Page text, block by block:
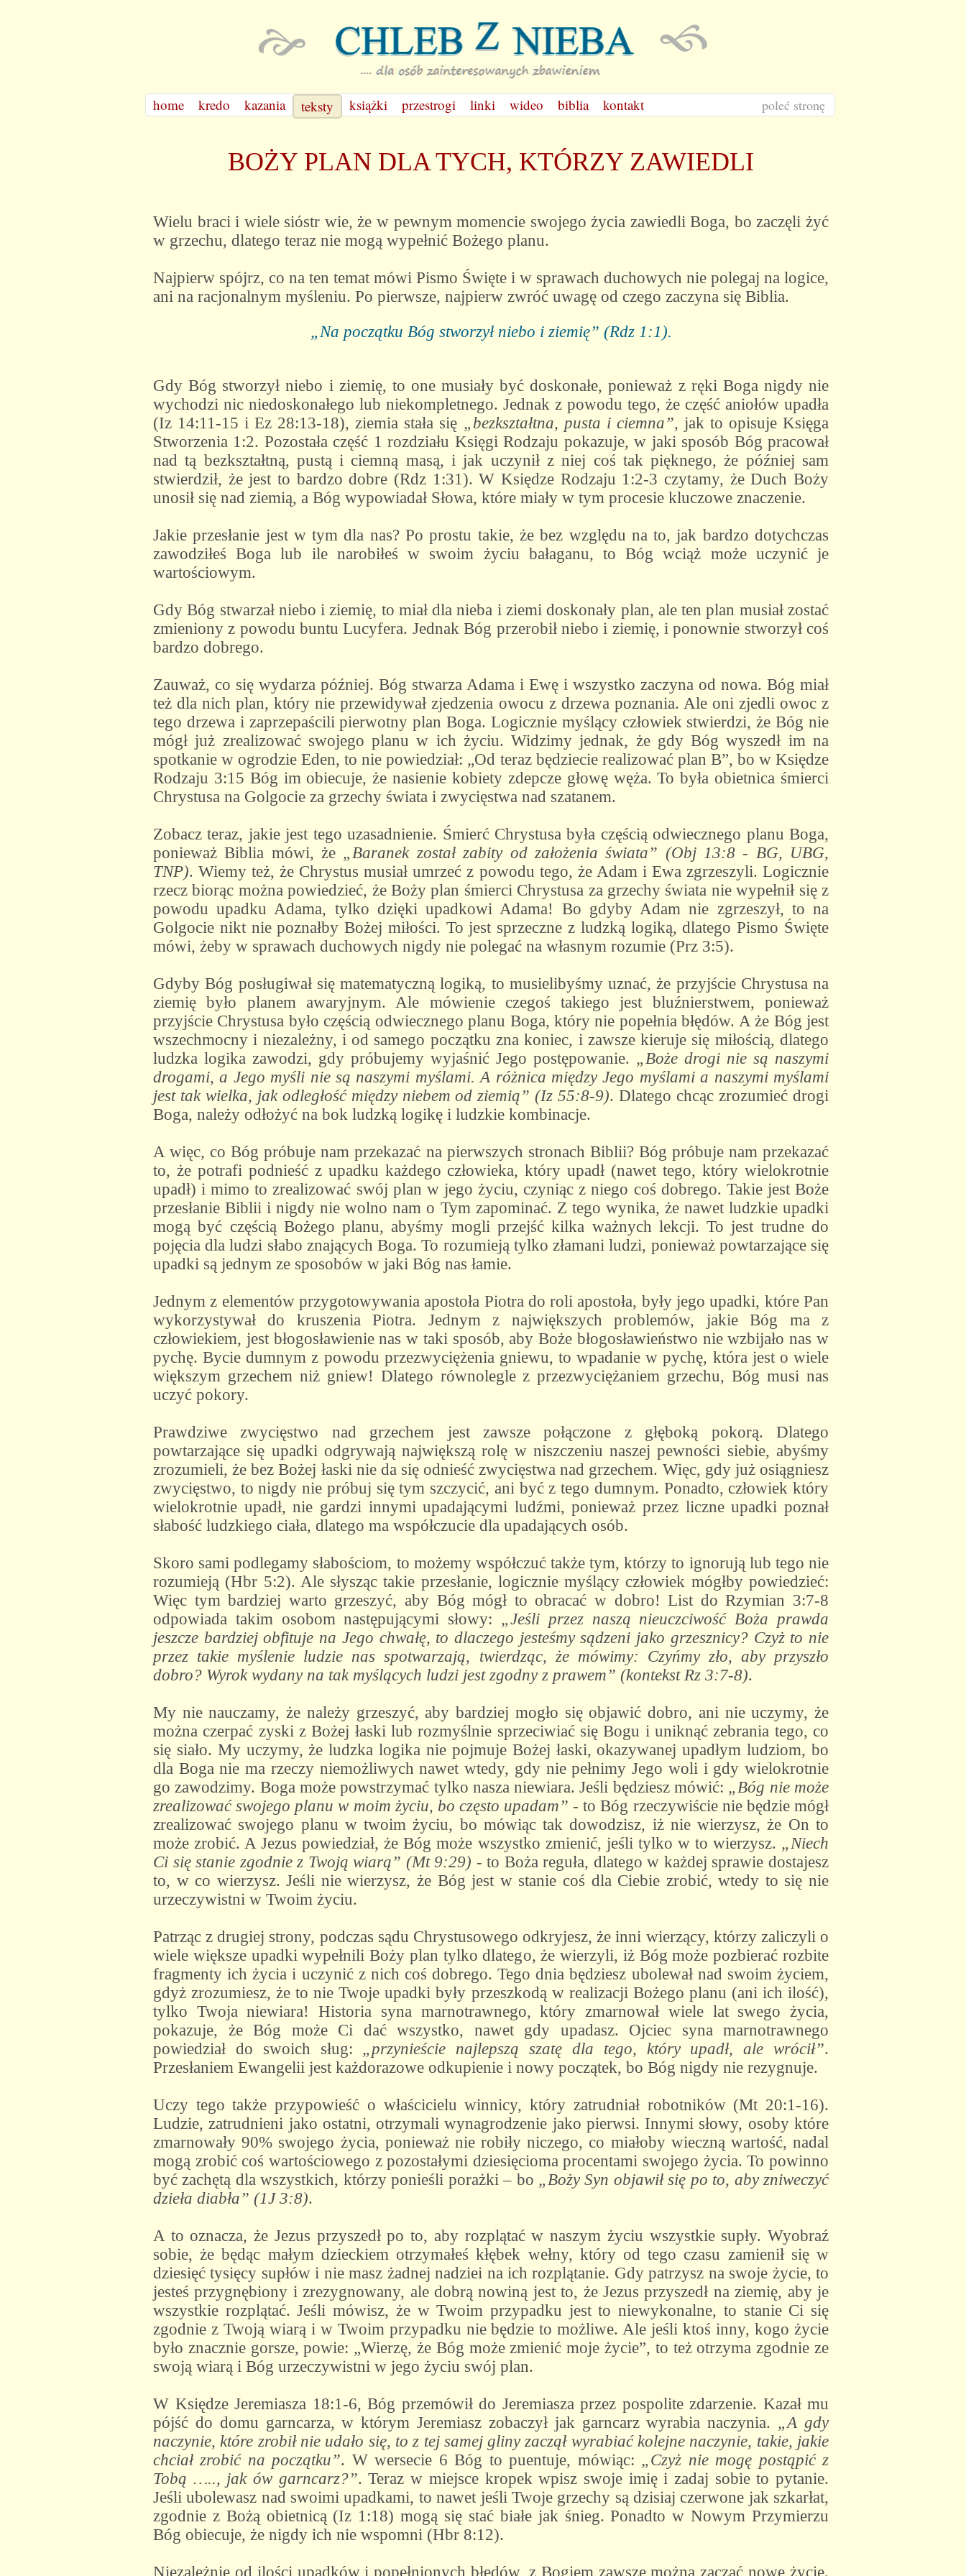
home kredo kazania teksty książki przestrogi linki wideo biblia kontakt poleć stronę
BOŻY PLAN DLA TYCH, KTÓRZY ZAWIEDLI
Wielu braci i wiele sióstr wie, że w pewnym momencie swojego życia zawiedli Boga, bo zaczęli żyć
w grzechu, dlatego teraz nie mogą wypełnić Bożego planu.
Najpierw spójrz, co na ten temat mówi Pismo Święte i w sprawach duchowych nie polegaj na logice,
ani na racjonalnym myśleniu. Po pierwsze, najpierw zwróć uwagę od czego zaczyna się Biblia.
„Na początku Bóg stworzył niebo i ziemię” (Rdz 1:1).
Gdy Bóg stworzył niebo i ziemię, to one musiały być doskonałe, ponieważ z ręki Boga nigdy nie
wychodzi nic niedoskonałego lub niekompletnego. Jednak z powodu tego, że część aniołów upadła
(Iz 14:11-15 i Ez 28:13-18), ziemia stała się „bezkształtna, pusta i ciemna”, jak to opisuje Księga
Stworzenia 1:2. Pozostała część 1 rozdziału Księgi Rodzaju pokazuje, w jaki sposób Bóg pracował
nad tą bezkształtną, pustą i ciemną masą, i jak uczynił z niej coś tak pięknego, że później sam
stwierdził, że jest to bardzo dobre (Rdz 1:31). W Księdze Rodzaju 1:2-3 czytamy, że Duch Boży
unosił się nad ziemią, a Bóg wypowiadał Słowa, które miały w tym procesie kluczowe znaczenie.
Jakie przesłanie jest w tym dla nas? Po prostu takie, że bez względu na to, jak bardzo dotychczas
zawodziłeś Boga lub ile narobiłeś w swoim życiu bałaganu, to Bóg wciąż może uczynić je
wartościowym.
Gdy Bóg stwarzał niebo i ziemię, to miał dla nieba i ziemi doskonały plan, ale ten plan musiał zostać
zmieniony z powodu buntu Lucyfera. Jednak Bóg przerobił niebo i ziemię, i ponownie stworzył coś
bardzo dobrego.
Zauważ, co się wydarza później. Bóg stwarza Adama i Ewę i wszystko zaczyna od nowa. Bóg miał
też dla nich plan, który nie przewidywał zjedzenia owocu z drzewa poznania. Ale oni zjedli owoc z
tego drzewa i zaprzepaścili pierwotny plan Boga. Logicznie myślący człowiek stwierdzi, że Bóg nie
mógł już zrealizować swojego planu w ich życiu. Widzimy jednak, że gdy Bóg wyszedł im na
spotkanie w ogrodzie Eden, to nie powiedział: „Od teraz będziecie realizować plan B”, bo w Księdze
Rodzaju 3:15 Bóg im obiecuje, że nasienie kobiety zdepcze głowę węża. To była obietnica śmierci
Chrystusa na Golgocie za grzechy świata i zwycięstwa nad szatanem.
Zobacz teraz, jakie jest tego uzasadnienie. Śmierć Chrystusa była częścią odwiecznego planu Boga,
ponieważ Biblia mówi, że „Baranek został zabity od założenia świata” (Obj 13:8 - BG, UBG,
TNP). Wiemy też, że Chrystus musiał umrzeć z powodu tego, że Adam i Ewa zgrzeszyli. Logicznie
rzecz biorąc można powiedzieć, że Boży plan śmierci Chrystusa za grzechy świata nie wypełnił się z
powodu upadku Adama, tylko dzięki upadkowi Adama! Bo gdyby Adam nie zgrzeszył, to na
Golgocie nikt nie poznałby Bożej miłości. To jest sprzeczne z ludzką logiką, dlatego Pismo Święte
mówi, żeby w sprawach duchowych nigdy nie polegać na własnym rozumie (Prz 3:5).
Gdyby Bóg posługiwał się matematyczną logiką, to musielibyśmy uznać, że przyjście Chrystusa na
ziemię było planem awaryjnym. Ale mówienie czegoś takiego jest bluźnierstwem, ponieważ
przyjście Chrystusa było częścią odwiecznego planu Boga, który nie popełnia błędów. A że Bóg jest
wszechmocny i niezależny, i od samego początku zna koniec, i zawsze kieruje się miłością, dlatego
ludzka logika zawodzi, gdy próbujemy wyjaśnić Jego postępowanie. „Boże drogi nie są naszymi
drogami, a Jego myśli nie są naszymi myślami. A różnica między Jego myślami a naszymi myślami
jest tak wielka, jak odległość między niebem od ziemią” (Iz 55:8-9). Dlatego chcąc zrozumieć drogi
Boga, należy odłożyć na bok ludzką logikę i ludzkie kombinacje.
A więc, co Bóg próbuje nam przekazać na pierwszych stronach Biblii? Bóg próbuje nam przekazać
to, że potrafi podnieść z upadku każdego człowieka, który upadł (nawet tego, który wielokrotnie
upadł) i mimo to zrealizować swój plan w jego życiu, czyniąc z niego coś dobrego. Takie jest Boże
przesłanie Biblii i nigdy nie wolno nam o Tym zapominać. Z tego wynika, że nawet ludzkie upadki
mogą być częścią Bożego planu, abyśmy mogli przejść kilka ważnych lekcji. To jest trudne do
pojęcia dla ludzi słabo znających Boga. To rozumieją tylko złamani ludzi, ponieważ powtarzające się
upadki są jednym ze sposobów w jaki Bóg nas łamie.
Jednym z elementów przygotowywania apostoła Piotra do roli apostoła, były jego upadki, które Pan
wykorzystywał do kruszenia Piotra. Jednym z największych problemów, jakie Bóg ma z
człowiekiem, jest błogosławienie nas w taki sposób, aby Boże błogosławieństwo nie wzbijało nas w
pychę. Bycie dumnym z powodu przezwyciężenia gniewu, to wpadanie w pychę, która jest o wiele
większym grzechem niż gniew! Dlatego równolegle z przezwyciężaniem grzechu, Bóg musi nas
uczyć pokory.
Prawdziwe zwycięstwo nad grzechem jest zawsze połączone z głęboką pokorą. Dlatego
powtarzające się upadki odgrywają największą rolę w niszczeniu naszej pewności siebie, abyśmy
zrozumieli, że bez Bożej łaski nie da się odnieść zwycięstwa nad grzechem. Więc, gdy już osiągniesz
zwycięstwo, to nigdy nie próbuj się tym szczycić, ani być z tego dumnym. Ponadto, człowiek który
wielokrotnie upadł, nie gardzi innymi upadającymi ludźmi, ponieważ przez liczne upadki poznał
słabość ludzkiego ciała, dlatego ma współczucie dla upadających osób.
Skoro sami podlegamy słabościom, to możemy współczuć także tym, którzy to ignorują lub tego nie
rozumieją (Hbr 5:2). Ale słysząc takie przesłanie, logicznie myślący człowiek mógłby powiedzieć:
Więc tym bardziej warto grzeszyć, aby Bóg mógł to obracać w dobro! List do Rzymian 3:7-8
odpowiada takim osobom następującymi słowy: „Jeśli przez naszą nieuczciwość Boża prawda
jeszcze bardziej obfituje na Jego chwałę, to dlaczego jesteśmy sądzeni jako grzesznicy? Czyż to nie
przez takie myślenie ludzie nas spotwarzają, twierdząc, że mówimy: Czyńmy zło, aby przyszło
dobro? Wyrok wydany na tak myślących ludzi jest zgodny z prawem” (kontekst Rz 3:7-8).
My nie nauczamy, że należy grzeszyć, aby bardziej mogło się objawić dobro, ani nie uczymy, że
można czerpać zyski z Bożej łaski lub rozmyślnie sprzeciwiać się Bogu i uniknąć zebrania tego, co
się siało. My uczymy, że ludzka logika nie pojmuje Bożej łaski, okazywanej upadłym ludziom, bo
dla Boga nie ma rzeczy niemożliwych nawet wtedy, gdy nie pełnimy Jego woli i gdy wielokrotnie
go zawodzimy. Boga może powstrzymać tylko nasza niewiara. Jeśli będziesz mówić: „Bóg nie może
zrealizować swojego planu w moim życiu, bo często upadam” - to Bóg rzeczywiście nie będzie mógł
zrealizować swojego planu w twoim życiu, bo mówiąc tak dowodzisz, iż nie wierzysz, że On to
może zrobić. A Jezus powiedział, że Bóg może wszystko zmienić, jeśli tylko w to wierzysz. „Niech
Ci się stanie zgodnie z Twoją wiarą” (Mt 9:29) - to Boża reguła, dlatego w każdej sprawie dostajesz
to, w co wierzysz. Jeśli nie wierzysz, że Bóg jest w stanie coś dla Ciebie zrobić, wtedy to się nie
urzeczywistni w Twoim życiu.
Patrząc z drugiej strony, podczas sądu Chrystusowego odkryjesz, że inni wierzący, którzy zaliczyli o
wiele większe upadki wypełnili Boży plan tylko dlatego, że wierzyli, iż Bóg może pozbierać rozbite
fragmenty ich życia i uczynić z nich coś dobrego. Tego dnia będziesz ubolewał nad swoim życiem,
gdyż zrozumiesz, że to nie Twoje upadki były przeszkodą w realizacji Bożego planu (ani ich ilość),
tylko Twoja niewiara! Historia syna marnotrawnego, który zmarnował wiele lat swego życia,
pokazuje, że Bóg może Ci dać wszystko, nawet gdy upadasz. Ojciec syna marnotrawnego
powiedział do swoich sług: „przynieście najlepszą szatę dla tego, który upadł, ale wrócił”.
Przesłaniem Ewangelii jest każdorazowe odkupienie i nowy początek, bo Bóg nigdy nie rezygnuje.
Uczy tego także przypowieść o właścicielu winnicy, który zatrudniał robotników (Mt 20:1-16).
Ludzie, zatrudnieni jako ostatni, otrzymali wynagrodzenie jako pierwsi. Innymi słowy, osoby które
zmarnowały 90% swojego życia, ponieważ nie robiły niczego, co miałoby wieczną wartość, nadal
mogą zrobić coś wartościowego z pozostałymi dziesięcioma procentami swojego życia. To powinno
być zachętą dla wszystkich, którzy ponieśli porażki – bo „Boży Syn objawił się po to, aby zniweczyć
dzieła diabła” (1J 3:8).
A to oznacza, że Jezus przyszedł po to, aby rozplątać w naszym życiu wszystkie supły. Wyobraź
sobie, że będąc małym dzieckiem otrzymałeś kłębek wełny, który od tego czasu zamienił się w
dziesięć tysięcy supłów i nie masz żadnej nadziei na ich rozplątanie. Gdy patrzysz na swoje życie, to
jesteś przygnębiony i zrezygnowany, ale dobrą nowiną jest to, że Jezus przyszedł na ziemię, aby je
wszystkie rozplątać. Jeśli mówisz, że w Twoim przypadku jest to niewykonalne, to stanie Ci się
zgodnie z Twoją wiarą i w Twoim przypadku nie będzie to możliwe. Ale jeśli ktoś inny, kogo życie
było znacznie gorsze, powie: „Wierzę, że Bóg może zmienić moje życie”, to też otrzyma zgodnie ze
swoją wiarą i Bóg urzeczywistni w jego życiu swój plan.
W Księdze Jeremiasza 18:1-6, Bóg przemówił do Jeremiasza przez pospolite zdarzenie. Kazał mu
pójść do domu garncarza, w którym Jeremiasz zobaczył jak garncarz wyrabia naczynia. „A gdy
naczynie, które zrobił nie udało się, to z tej samej gliny zaczął wyrabiać kolejne naczynie, takie, jakie
chciał zrobić na początku”. W wersecie 6 Bóg to puentuje, mówiąc: „Czyż nie mogę postąpić z
Tobą ….., jak ów garncarz?”. Teraz w miejsce kropek wpisz swoje imię i zadaj sobie to pytanie.
Jeśli ubolewasz nad swoimi upadkami, to nawet jeśli Twoje grzechy są dzisiaj czerwone jak szkarłat,
zgodnie z Bożą obietnicą (Iz 1:18) mogą się stać białe jak śnieg. Ponadto w Nowym Przymierzu
Bóg obiecuje, że nigdy ich nie wspomni (Hbr 8:12).
Niezależnie od ilości upadków i popełnionych błędów, z Bogiem zawsze można zacząć nowe życie.